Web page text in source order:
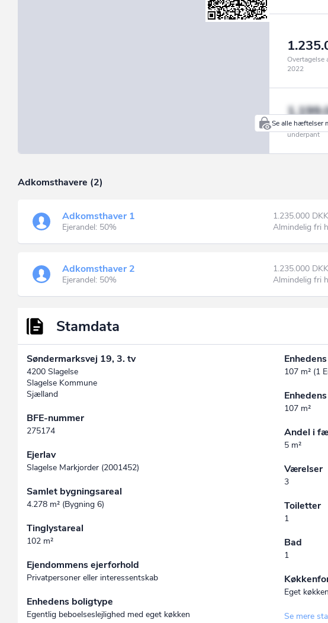
Overtagelse
2022
Se alle hæftelser
Realkredit,
underpant
Adkomsthavere (2)
Adkomsthaver 1
Ejerandel: 50%
1.235.000 DKK
Almindelig fri
Adkomsthaver 2
Ejerandel: 50%
1.235.000 DKK
Almindelig fri
Stamdata
Søndermarksvej 19, 3. tv
4200 Slagelse
Slagelse Kommune
Sjælland
BFE-nummer
275174
Ejerlav
Slagelse Markjorder (2001452)
Samlet bygningsareal
4.278 m² (Bygning 6)
Tinglystareal
102 m²
Ejendommens ejerforhold
Privatpersoner eller interessentskab
Enhedens boligtype
Egentlig beboelseslejlighed med eget køkken
107 m² (1
107 m²
Andel i
5 m²
Værelser
3
Toiletter
1
Bad
1
Eget
Se mere